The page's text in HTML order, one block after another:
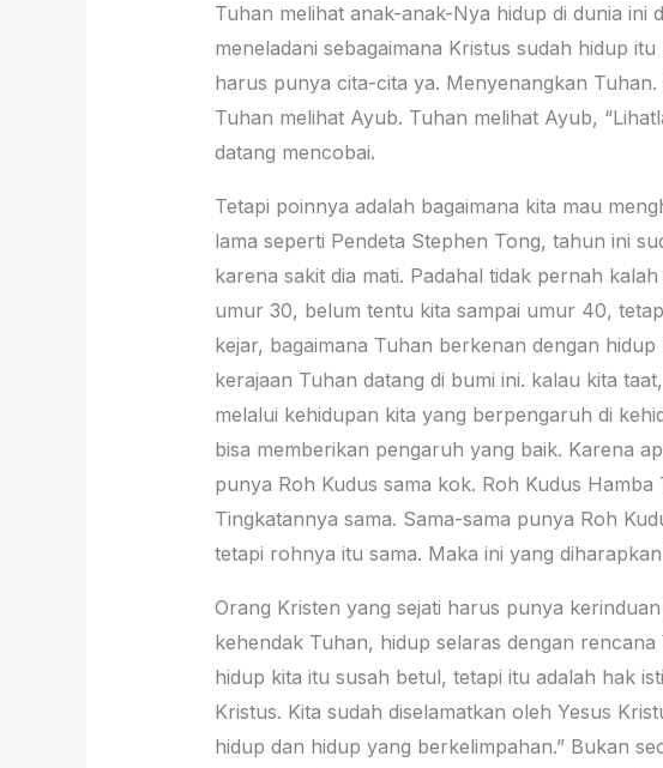
Tuhan melihat anak-anak-Nya hidup di dunia ini
meneladani sebagaimana Kristus sudah hidup
harus punya cita-cita ya. Menyenangkan
Tuhan melihat Ayub. Tuhan melihat Ayub,
datang mencobai.
Tetapi poinnya adalah bagaimana kita mau
lama seperti Pendeta Stephen Tong, tahun ini
karena sakit dia mati. Padahal tidak pernah
umur 30, belum tentu kita sampai umur 40,
kejar, bagaimana Tuhan berkenan dengan
kerajaan Tuhan datang di bumi ini. kalau kita taat,
melalui kehidupan kita yang berpengaruh di
bisa memberikan pengaruh yang baik. Karena
punya Roh Kudus sama kok. Roh Kudus
Tingkatannya sama. Sama-sama punya Roh
tetapi rohnya itu sama. Maka ini yang
Orang Kristen yang sejati harus punya
kehendak Tuhan, hidup selaras dengan
hidup kita itu susah betul, tetapi itu adalah hak
Kristus. Kita sudah diselamatkan oleh Yesus
hidup dan hidup yang berkelimpahan.” Bukan